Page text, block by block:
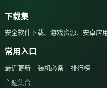
下载集
安全软件下载、游戏资源、安卓应
常用入口
最近更新 装机必备
排行榜
主题集合